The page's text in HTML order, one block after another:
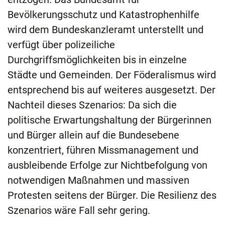
Bevölkerungsschutz und Katastrophenhilfe
wird dem Bundeskanzleramt unterstellt und
verfügt über polizeiliche
Durchgriffsmöglichkeiten bis in einzelne
Städte und Gemeinden. Der Föderalismus wird
entsprechend bis auf weiteres ausgesetzt. Der
Nachteil dieses Szenarios: Da sich die
politische Erwartungshaltung der Bürgerinnen
und Bürger allein auf die Bundesebene
konzentriert, führen Missmanagement und
ausbleibende Erfolge zur Nichtbefolgung von
notwendigen Maßnahmen und massiven
Protesten seitens der Bürger. Die Resilienz des
Szenarios wäre Fall sehr gering.